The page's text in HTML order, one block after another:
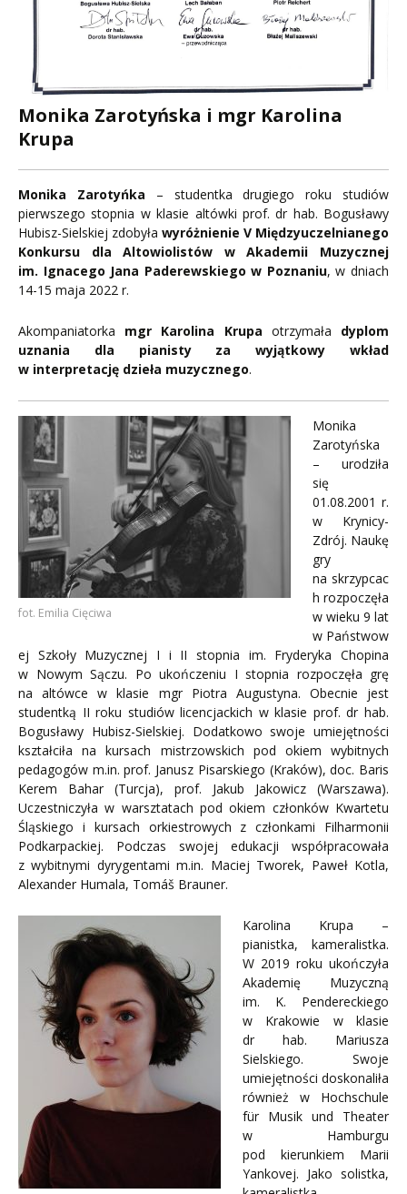
Monika Zarotyńska i mgr Karolina
Krupa
Monika Zarotyńka – studentka drugiego roku studiów
pierwszego stopnia w klasie altówki prof. dr hab. Bogusławy
Hubisz-Sielskiej zdobyła wyróżnienie V Międzyuczelnianego
Konkursu dla Altowiolistów w Akademii Muzycznej
im. Ignacego Jana Paderewskiego w Poznaniu, w dniach
14-15 maja 2022 r.
Akompaniatorka mgr Karolina Krupa otrzymała dyplom
uznania dla pianisty za wyjątkowy wkład
w interpretację dzieła muzycznego.
fot. Emilia Cięciwa
Monika
Zarotyńska
– urodziła
się
01.08.2001 r.
w Krynicy-
Zdrój. Naukę
gry
na skrzypcac
h rozpoczęła
w wieku 9 lat
w Państwow
ej Szkoły Muzycznej I i II stopnia im. Fryderyka Chopina
w Nowym Sączu. Po ukończeniu I stopnia rozpoczęła grę
na altówce w klasie mgr Piotra Augustyna. Obecnie jest
studentką II roku studiów licencjackich w klasie prof. dr hab.
Bogusławy Hubisz-Sielskiej. Dodatkowo swoje umiejętności
kształciła na kursach mistrzowskich pod okiem wybitnych
pedagogów m.in. prof. Janusz Pisarskiego (Kraków), doc. Baris
Kerem Bahar (Turcja), prof. Jakub Jakowicz (Warszawa).
Uczestniczyła w warsztatach pod okiem członków Kwartetu
Śląskiego i kursach orkiestrowych z członkami Filharmonii
Podkarpackiej. Podczas swojej edukacji współpracowała
z wybitnymi dyrygentami m.in. Maciej Tworek, Paweł Kotla,
Alexander Humala, Tomáš Brauner.
Karolina Krupa –
pianistka, kameralistka.
W 2019 roku ukończyła
Akademię Muzyczną
im. K. Pendereckiego
w Krakowie w klasie
dr hab. Mariusza
Sielskiego. Swoje
umiejętności doskonaliła
również w Hochschule
für Musik und Theater
w Hamburgu
pod kierunkiem Marii
Yankovej. Jako solistka,